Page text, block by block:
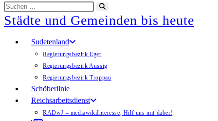
Diese
Website
durchsuchen
starten
Städte und Gemeinden bis heute
Sudetenland
Regierungsbezirk Eger
Regierungsbezirk Aussig
Regierungsbezirk Troppau
Schöberlinie
Reichsarbeitsdienst
RADwJ – mediawikiInteresse, Hilf uns mit dabei!